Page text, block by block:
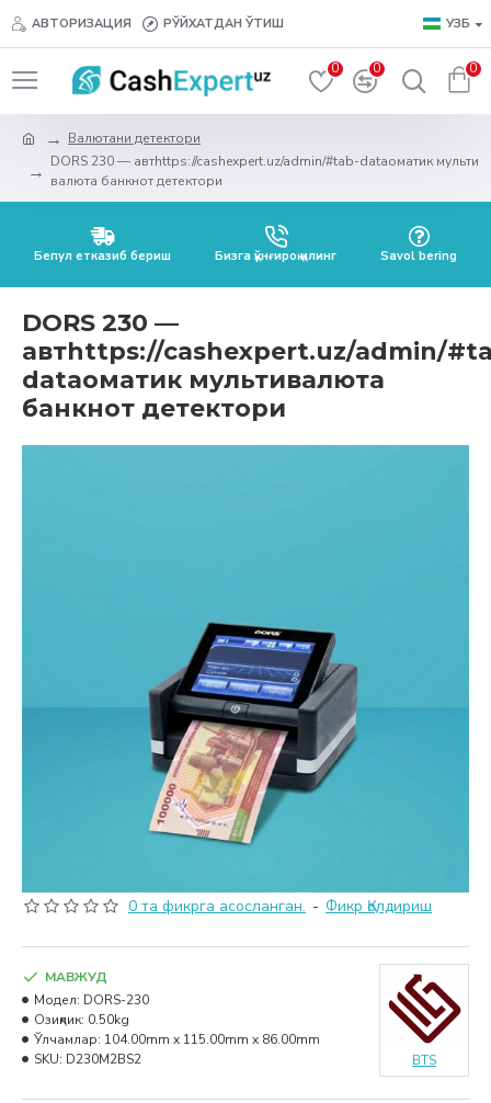
АВТОРИЗАЦИЯ РЎЙХАТДАН ЎТИШ УЗБ
0 0 0
Валютани детектори
DORS 230 — автhttps://cashexpert.uz/admin/#tab-dataоматик мульти
валюта банкнот детектори
Бепул етказиб бериш Бизга қўнғироқ қилинг Savol bering
DORS 230 —
автhttps://cashexpert.uz/admin/
dataоматик мультивалюта
банкнот детектори
0 та фикрга асосланган. - Фикр Қолдириш
МАВЖУД
Модел: DORS-230
Озиқлик: 0.50kg
Ўлчамлар: 104.00mm x 115.00mm x 86.00mm
SKU: D230M2BS2 BTS